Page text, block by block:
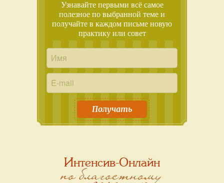
Узнавайте первыми всё самое
полезное по выбранной теме и
получайте в каждом письме новую
практику или совет
Получать
Интенсив-Онлайн
по благостному